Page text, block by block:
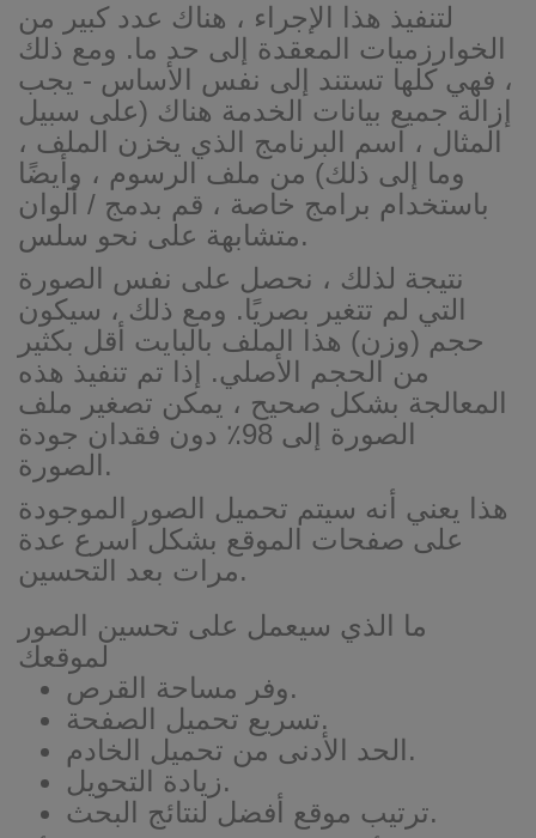
لتنفيذ هذا الإجراء ، هناك عدد كبير من
الخوارزميات المعقدة إلى حد ما. ومع ذلك
، فهي كلها تستند إلى نفس الأساس - يجب
إزالة جميع بيانات الخدمة هناك (على سبيل
المثال ، اسم البرنامج الذي يخزن الملف ،
وما إلى ذلك) من ملف الرسوم ، وأيضًا
باستخدام برامج خاصة ، قم بدمج / ألوان
متشابهة على نحو سلس.
نتيجة لذلك ، نحصل على نفس الصورة
التي لم تتغير بصريًا. ومع ذلك ، سيكون
حجم (وزن) هذا الملف بالبايت أقل بكثير
من الحجم الأصلي. إذا تم تنفيذ هذه
المعالجة بشكل صحيح ، يمكن تصغير ملف
الصورة إلى 98٪ دون فقدان جودة
الصورة.
هذا يعني أنه سيتم تحميل الصور الموجودة
على صفحات الموقع بشكل أسرع عدة
مرات بعد التحسين.
ما الذي سيعمل على تحسين الصور
لموقعك
وفر مساحة القرص.
تسريع تحميل الصفحة.
الحد الأدنى من تحميل الخادم.
زيادة التحويل.
ترتيب موقع أفضل لنتائج البحث.